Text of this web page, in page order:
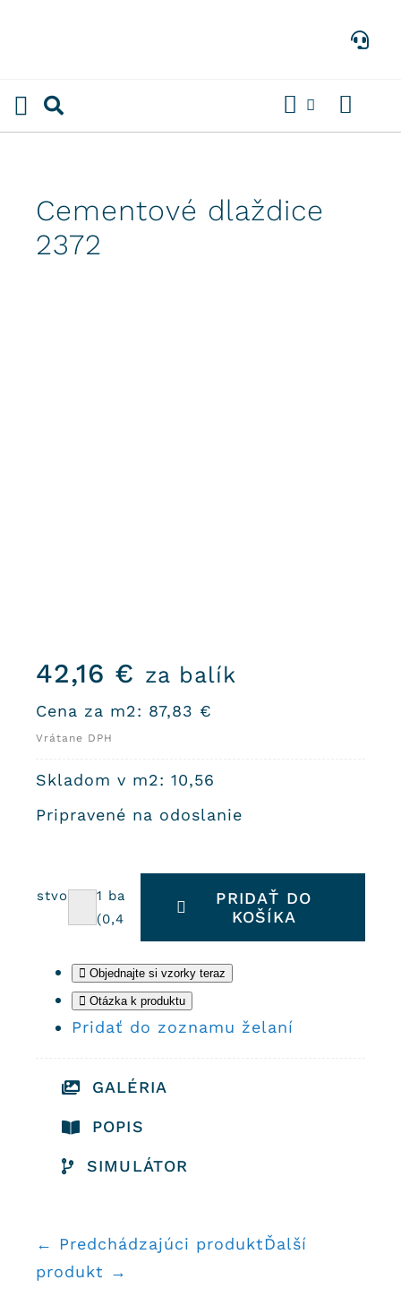
Cementové dlaždice
2372
42,16 € za balík
Cena za m2: 87,83 €
Vrátane DPH
Skladom v m2: 10,56
Pripravené na odoslanie
1 balík =
(0,48
množstvo
Cementové
dlaždice
2372
PRIDAŤ DO
KOŠÍKA
Objednajte si vzorky teraz
Otázka k produktu
Pridať do zoznamu želaní
GALÉRIA
POPIS
SIMULÁTOR
← Predchádzajúci produktĎalší
produkt →